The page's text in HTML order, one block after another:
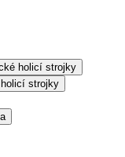
holicí strojky
strojky